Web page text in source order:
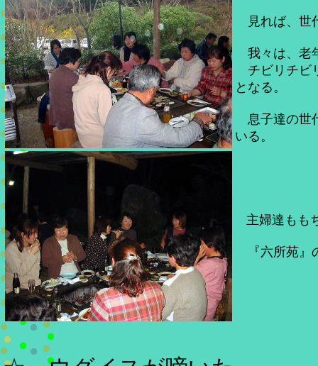
見れば、世
我々は、老
チビリチビ
となる。
息子達の世
いる。
主婦達もも
『六所苑』